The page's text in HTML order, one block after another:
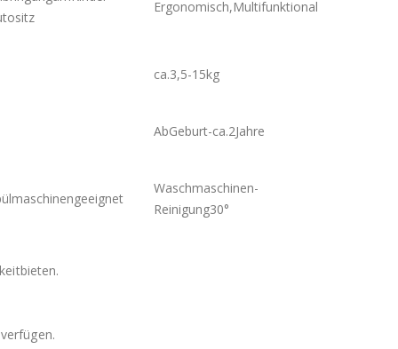
Ergonomisch,Multifunktional
ca.3,5-15kg
AbGeburt-ca.2Jahre
Waschmaschinen-
Reinigung30°